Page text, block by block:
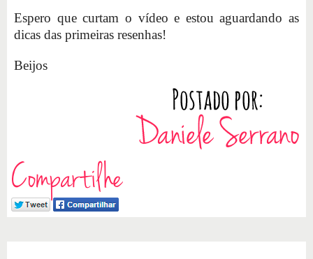
Espero que curtam o vídeo e estou aguardando as
dicas das primeiras resenhas!
Beijos
Compartilhe